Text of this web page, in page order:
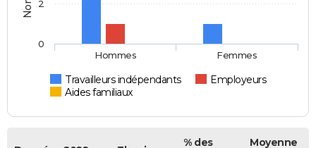
Travailleurs indépendants
Employeurs
Aides familiaux
Hommes Femmes
0
2
% des Moyenne